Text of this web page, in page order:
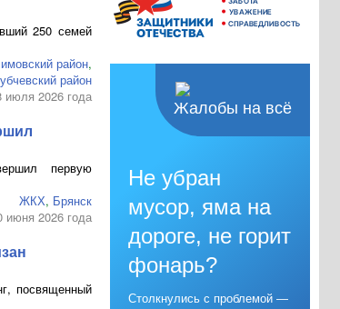
250 семей
район,
район
июля 2026 года
первую
ЖКХ, Брянск
июня 2026 года
посвященный
Жалобы на всё
Не убран
мусор, яма на
дороге, не горит
фонарь?
Столкнулись с проблемой —